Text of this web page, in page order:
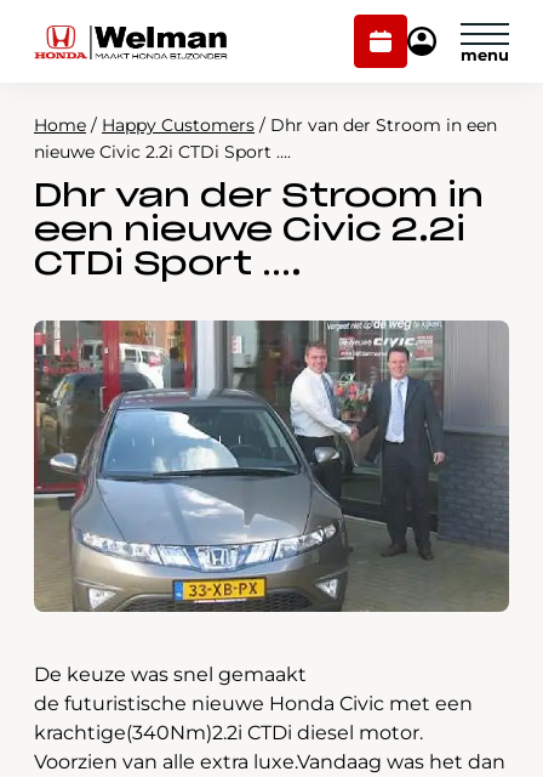
Plan
onderhoud
Mijn
Modellen
Voorraad
Onderhoud en service
Over ons
Webshop
Contact
Plan onderhoud
Mijn Honda Welman
Home / Happy Customers / Dhr van der Stroom in een
nieuwe Civic 2.2i CTDi Sport ….
Dhr van der Stroom in
een nieuwe Civic 2.2i
CTDi Sport ….
De keuze was snel gemaakt
de futuristische nieuwe Honda Civic met een
krachtige(340Nm)2.2i CTDi diesel motor.
Voorzien van alle extra luxe.Vandaag was het dan